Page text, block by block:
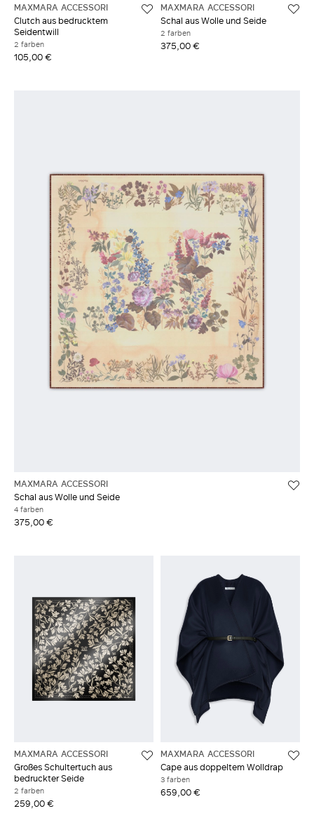
MAXMARA ACCESSORI
Clutch aus bedrucktem
Seidentwill
2 farben
105,00 €
MAXMARA ACCESSORI
Schal aus Wolle und Seide
2 farben
375,00 €
MAXMARA ACCESSORI
Schal aus Wolle und Seide
4 farben
375,00 €
MAXMARA ACCESSORI
Großes Schultertuch aus
bedruckter Seide
2 farben
259,00 €
MAXMARA ACCESSORI
Cape aus doppeltem Wolldrap
3 farben
659,00 €